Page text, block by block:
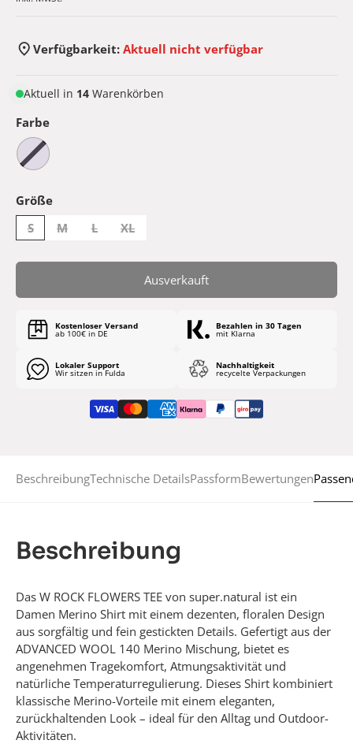
Verfügbarkeit: Aktuell nicht verfügbar
Aktuell in 14Warenkörben
Farbe
Größe
S
M L XL
Ausverkauft
Kostenloser Versand
ab 100€ in DE
Bezahlen in 30 Tagen
mit Klarna
Lokaler Support
Wir sitzen in Fulda
Nachhaltigkeit
recycelte Verpackungen
BeschreibungTechnische DetailsPassformBewertungen
Beschreibung
Das W ROCK FLOWERS TEE von super.natural ist ein
Damen Merino Shirt mit einem dezenten, floralen Design
aus sorgfältig und fein gestickten Details. Gefertigt aus der
ADVANCED WOOL 140 Merino Mischung, bietet es
angenehmen Tragekomfort, Atmungsaktivität und
natürliche Temperaturregulierung. Dieses Shirt kombiniert
klassische Merino-Vorteile mit einem eleganten,
zurückhaltenden Look – ideal für den Alltag und Outdoor-
Aktivitäten.